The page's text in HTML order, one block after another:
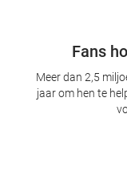
Fans
Meer dan 2,5
jaar om hen te